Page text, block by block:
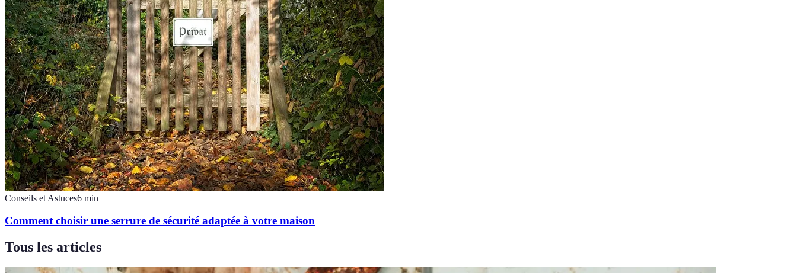
Conseils et Astuces6 min
Comment choisir une serrure de sécurité adaptée à votre maison
Tous les articles